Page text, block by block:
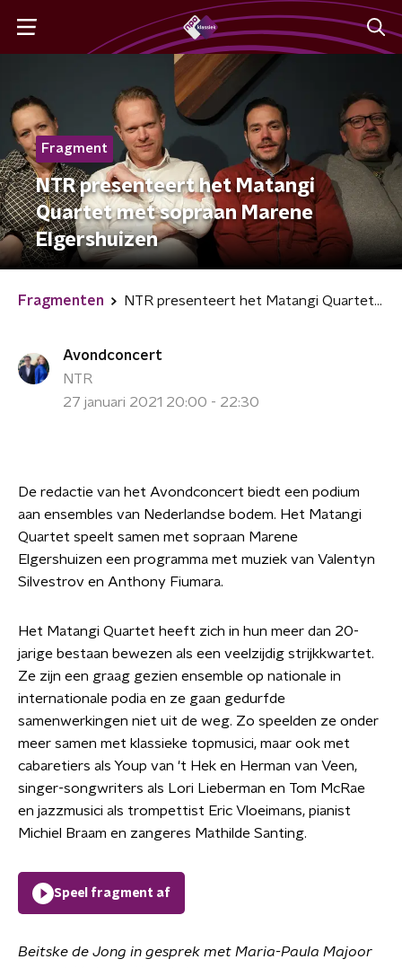
Fragment
NTR presenteert het Matangi
Quartet met sopraan Marene
Elgershuizen
Fragmenten NTR presenteert het Matangi Quartet met sopraan Marene Elgershuizen
Avondconcert
NTR
27 januari 2021 20:00 - 22:30
De redactie van het Avondconcert biedt een podium
aan ensembles van Nederlandse bodem. Het Matangi
Quartet speelt samen met sopraan Marene
Elgershuizen een programma met muziek van Valentyn
Silvestrov en Anthony Fiumara.
Het Matangi Quartet heeft zich in hun meer dan 20-
jarige bestaan bewezen als een veelzijdig strijkkwartet.
Ze zijn een graag gezien ensemble op nationale in
internationale podia en ze gaan gedurfde
samenwerkingen niet uit de weg. Zo speelden ze onder
meer samen met klassieke topmusici, maar ook met
cabaretiers als Youp van 't Hek en Herman van Veen,
singer-songwriters als Lori Lieberman en Tom McRae
en jazzmusici als trompettist Eric Vloeimans, pianist
Michiel Braam en zangeres Mathilde Santing.
Speel fragment af
Beitske de Jong in gesprek met Maria-Paula Majoor